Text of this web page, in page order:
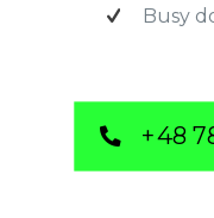
Busy
+48